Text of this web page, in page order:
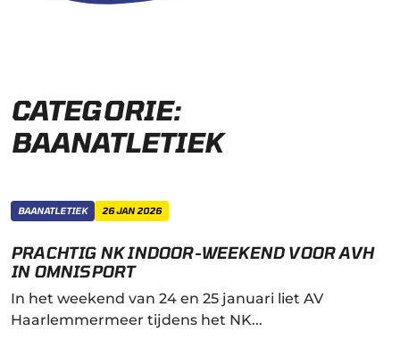
CATEGORIE:
BAANATLETIEK
BAANATLETIEK 26 JAN 2026
PRACHTIG NK INDOOR-WEEKEND VOOR AVH
IN OMNISPORT
In het weekend van 24 en 25 januari liet AV
Haarlemmermeer tijdens het NK...